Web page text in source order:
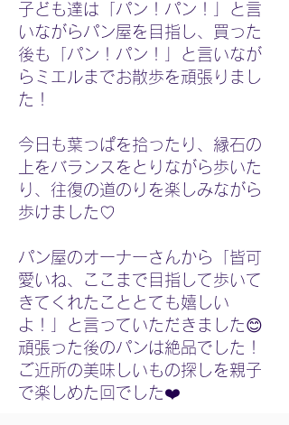
子ども達は「パン！パン！」と言
いながらパン屋を目指し、買った
後も「パン！パン！」と言いなが
らミエルまでお散歩を頑張りまし
た！
今日も葉っぱを拾ったり、縁石の
上をバランスをとりながら歩いた
り、往復の道のりを楽しみながら
歩けました♡
パン屋のオーナーさんから「皆可
愛いね、ここまで目指して歩いて
きてくれたこととても嬉しい
よ！」と言っていただきました😊
頑張った後のパンは絶品でした！
ご近所の美味しいもの探しを親子
で楽しめた回でした❤️